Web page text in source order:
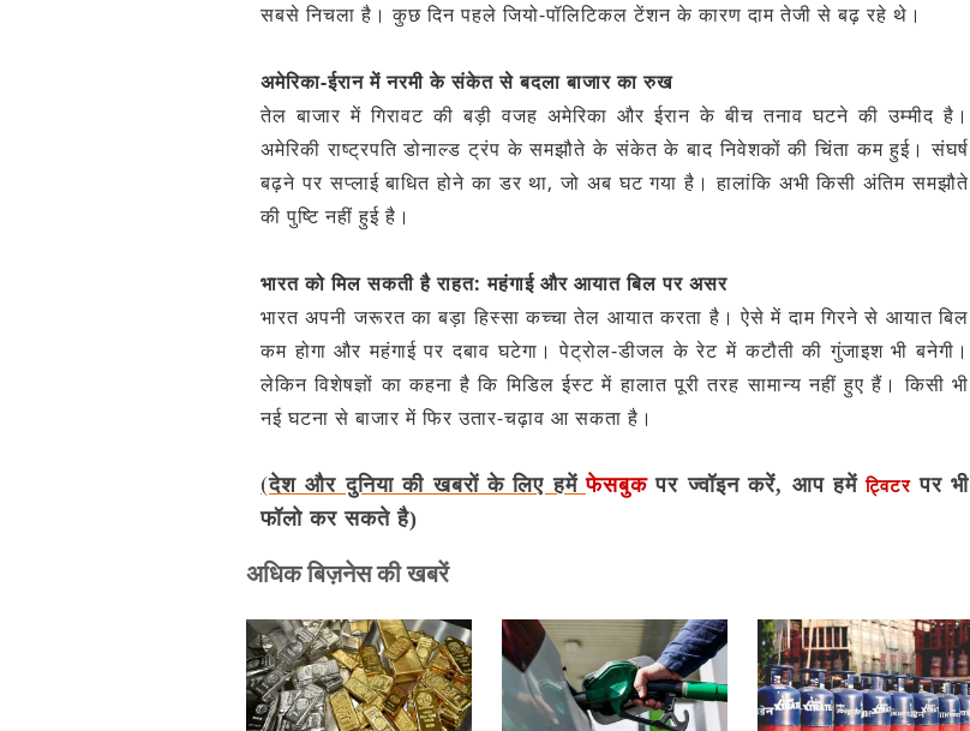
सबसे निचला है। कुछ दिन पहले जियो-पॉलिटिकल टेंशन के कारण दाम तेजी से बढ़ रहे थे।
अमेरिका-ईरान में नरमी के संकेत से बदला बाजार का रुख
तेल बाजार में गिरावट की बड़ी वजह अमेरिका और ईरान के बीच तनाव घटने की उम्मीद है।
अमेरिकी राष्ट्रपति डोनाल्ड ट्रंप के समझौते के संकेत के बाद निवेशकों की चिंता कम हुई। संघर्ष
बढ़ने पर सप्लाई बाधित होने का डर था, जो अब घट गया है। हालांकि अभी किसी अंतिम समझौते
की पुष्टि नहीं हुई है।
भारत को मिल सकती है राहत: महंगाई और आयात बिल पर असर
भारत अपनी जरूरत का बड़ा हिस्सा कच्चा तेल आयात करता है। ऐसे में दाम गिरने से आयात बिल
कम होगा और महंगाई पर दबाव घटेगा। पेट्रोल-डीजल के रेट में कटौती की गुंजाइश भी बनेगी।
लेकिन विशेषज्ञों का कहना है कि मिडिल ईस्ट में हालात पूरी तरह सामान्य नहीं हुए हैं। किसी भी
नई घटना से बाजार में फिर उतार-चढ़ाव आ सकता है।
(देश और दुनिया की खबरों के लिए हमेंफेसबुकपर ज्वॉइन करें, आप हमेंट्विटर पर भी
फॉलो कर सकते है)
अधिक बिज़नेस की खबरें